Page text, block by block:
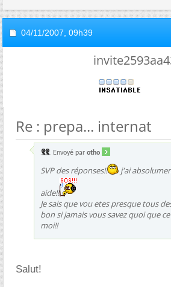
04/11/2007, 09h39
Re : prepa... internat
Envoyé par otho
SVP des réponses!! j'ai
aide!!
Je sais que vou etes presque tous
bon si jamais vous savez quoi que
moi!!
Salut!